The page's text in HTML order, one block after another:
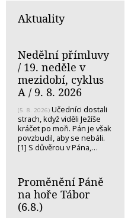
Aktuality
Nedělní přímluvy
/ 19. neděle v
mezidobí, cyklus
A / 9. 8. 2026
(5. 8. 2026) Učedníci dostali
strach, když viděli Ježíše
kráčet po moři. Pán je však
povzbudil, aby se nebáli.
[1] S důvěrou v Pána,…
Proměnění Páně
na hoře Tábor
(6.8.)